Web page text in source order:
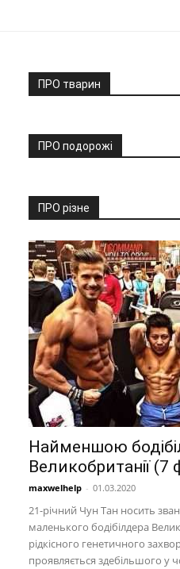
ПРО тварин
ПРО подорожі
ПРО різне
Найменшою
Великобританії (7
maxwelhelp - 01.03.2020
21-річний Чун Тан носить
маленького бодібілдера
рідкісного генетичного
проявляється здебільшого у